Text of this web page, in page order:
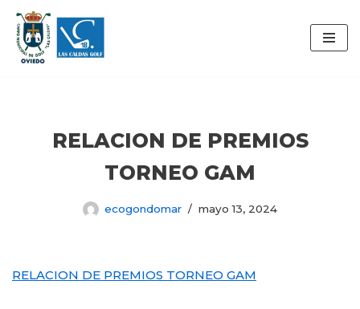
Saltar
al
RELACION DE PREMIOS
TORNEO GAM
ecogondomar mayo 13, 2024
RELACION DE PREMIOS TORNEO GAM